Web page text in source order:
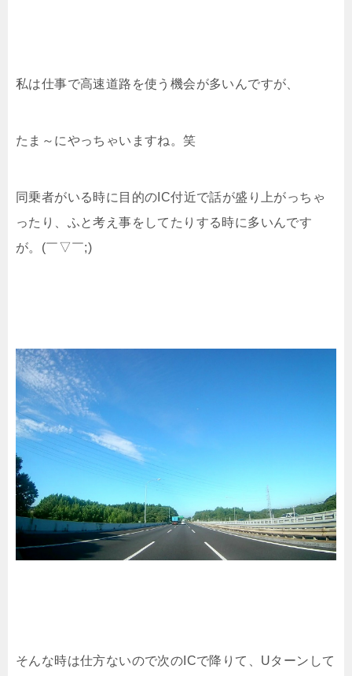
私は仕事で高速道路を使う機会が多いんですが、
たま～にやっちゃいますね。笑
同乗者がいる時に目的のIC付近で話が盛り上がっちゃ
ったり、ふと考え事をしてたりする時に多いんです
が。(￣▽￣;)
そんな時は仕方ないので次のICで降りて、Uターンして